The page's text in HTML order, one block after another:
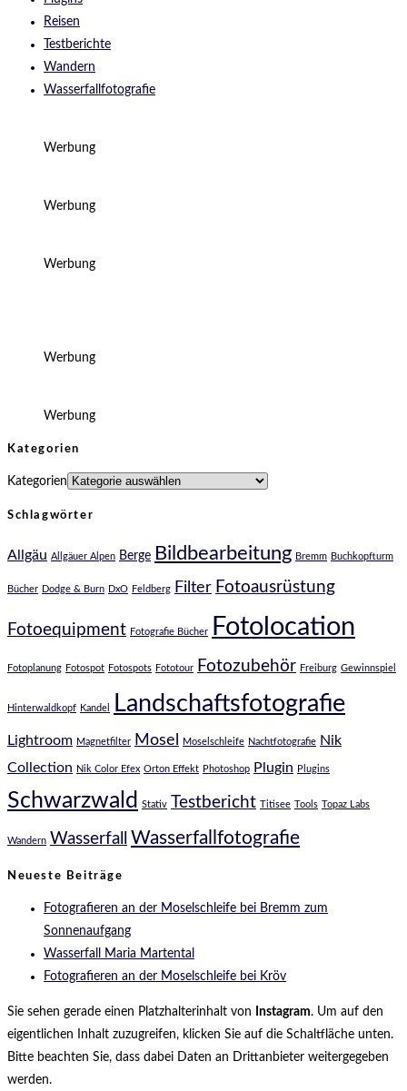
Reisen
Testberichte
Wandern
Wasserfallfotografie
Werbung
Werbung
Werbung
Werbung
Werbung
Kategorien
Kategorien
Schlagwörter
Allgäu Allgäuer Alpen Berge Bildbearbeitung Bremm Buchkopfturm
Bücher Dodge & Burn DxO Feldberg Filter Fotoausrüstung
Fotoequipment Fotografie Bücher Fotolocation
Fotoplanung Fotospot Fotospots Fototour Fotozubehör Freiburg Gewinnspiel
Hinterwaldkopf Kandel Landschaftsfotografie
Lightroom Magnetfilter Mosel Moselschleife Nachtfotografie Nik
Collection
Nik Color Efex Orton Effekt Photoshop Plugin Plugins
Schwarzwald Stativ Testbericht Titisee Tools Topaz Labs
Wandern Wasserfall Wasserfallfotografie
Neueste Beiträge
Fotografieren an der Moselschleife bei Bremm zum
Sonnenaufgang
Wasserfall Maria Martental
Fotografieren an der Moselschleife bei Kröv
Sie sehen gerade einen Platzhalterinhalt von Instagram. Um auf den
eigentlichen Inhalt zuzugreifen, klicken Sie auf die Schaltfläche unten.
Bitte beachten Sie, dass dabei Daten an Drittanbieter weitergegeben
werden.